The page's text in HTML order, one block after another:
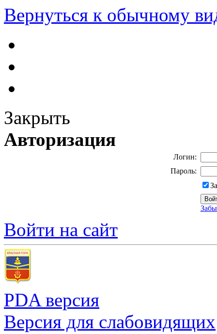
Вернуться к обычному
Закрыть
Авторизация
Логин:
Пароль:
Войти на сайт
PDA версия
Версия для слабовидящих